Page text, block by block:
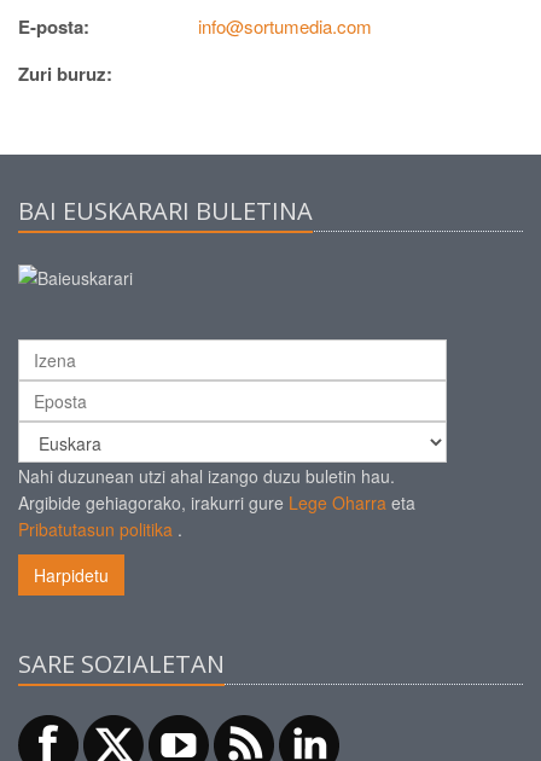
E-posta: info@sortumedia.com
Zuri buruz:
BAI EUSKARARI BULETINA
Nahi duzunean utzi ahal izango duzu buletin hau.
Argibide gehiagorako, irakurri gure Lege Oharra eta
Pribatutasun politika .
Harpidetu
SARE SOZIALETAN